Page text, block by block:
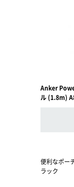
Anker
ル (1.8m)
便利なポー
ラック